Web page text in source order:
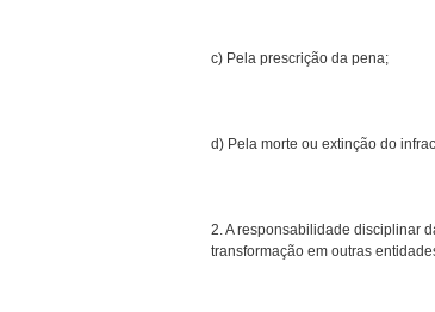
c) Pela prescrição da pena;
d) Pela morte ou extinção do
2. A responsabilidade disciplinar
transformação em outras